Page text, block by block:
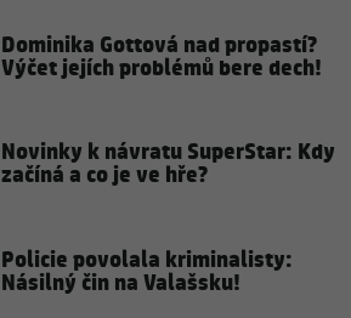
Dominika Gottová nad propastí?
Výčet jejích problémů bere dech!
Novinky k návratu SuperStar: Kdy
začíná a co je ve hře?
Policie povolala kriminalisty:
Násilný čin na Valašsku!